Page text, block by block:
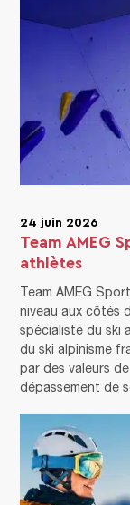
24 juin 2026
Team AMEG
athlètes
Team AMEG
niveau aux côtés
spécialiste du ski
du ski alpinisme
par des valeurs
dépassement de